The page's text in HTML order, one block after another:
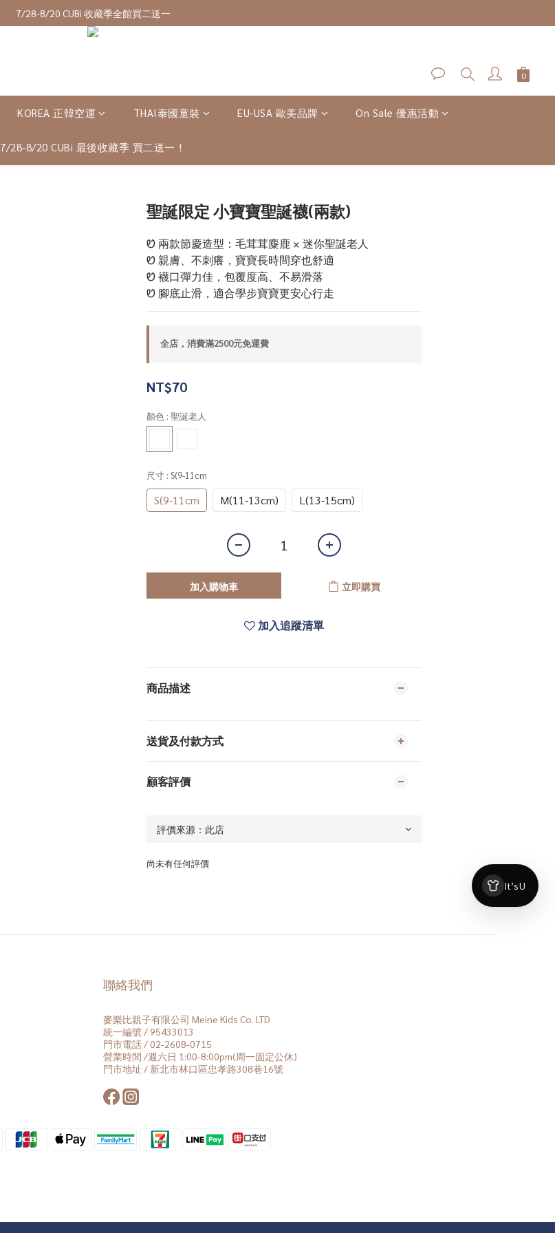
7/28-8/20 CUBi 收藏季全館買二送一
7/28-8/20 CUBi 收藏季全館買二送一
全館$2500【免運】
KOREA 正韓空運 THAI泰國童裝 EU-USA 歐美品牌 On Sale 優惠活動
7/28-8/20 CUBi 最後收藏季 買二送一！
聖誕限定 小寶寶聖誕襪(兩款)
Ꮼ 兩款節慶造型：毛茸茸麋鹿 × 迷你聖誕老人
Ꮼ 親膚、不刺癢，寶寶長時間穿也舒適
Ꮼ 襪口彈力佳，包覆度高、不易滑落
Ꮼ 腳底止滑，適合學步寶寶更安心行走
全店，消費滿2500元免運費
NT$70
顏色 : 聖誕老人
尺寸 : S(9-11cm
S(9-11cm M(11-13cm) L(13-15cm)
加入購物車 立即購買
加入追蹤清單
商品描述
送貨及付款方式
顧客評價
尚未有任何評價
聯絡我們
麥樂比親子有限公司 Meine Kids Co. LTD
統一編號 / 95433013
門市電話 / 02-2608-0715
營業時間 /週六日 1:00-8:00pm(周一固定公休)
門市地址 / 新北市林口區忠孝路308巷16號